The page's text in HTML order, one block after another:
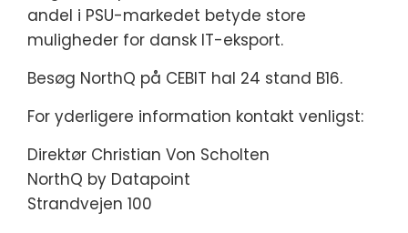
andel i PSU-markedet betyde store
muligheder for dansk IT-eksport.
Besøg NorthQ på CEBIT hal 24 stand B16.
For yderligere information kontakt venligst:
Direktør Christian Von Scholten
NorthQ by Datapoint
Strandvejen 100